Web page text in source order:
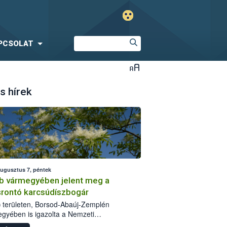
hírek
7, péntek
vármegyében jelent meg a
karcsúdíszbogár
területen, Borsod-Abaúj-Zemplén
is igazolta a Nemzeti
biztonsági Hivatal (Nébih) a